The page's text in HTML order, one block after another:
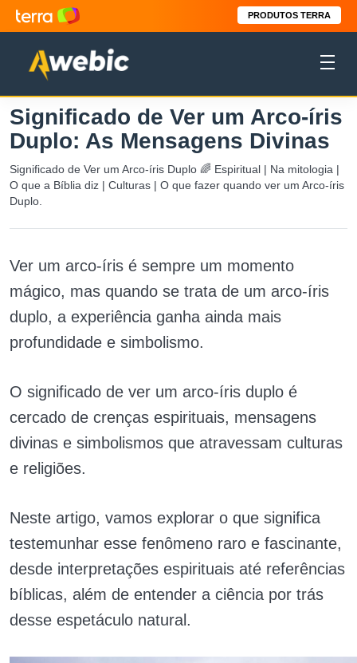
PRODUTOS TERRA
Significado de Ver um Arco-íris
Duplo: As Mensagens Divinas
Significado de Ver um Arco-íris Duplo 🌈 Espiritual | Na mitologia |
O que a Bíblia diz | Culturas | O que fazer quando ver um Arco-íris
Duplo.
Ver um arco-íris é sempre um momento
mágico, mas quando se trata de um arco-íris
duplo, a experiência ganha ainda mais
profundidade e simbolismo.
O significado de ver um arco-íris duplo é
cercado de crenças espirituais, mensagens
divinas e simbolismos que atravessam culturas
e religiões.
Neste artigo, vamos explorar o que significa
testemunhar esse fenômeno raro e fascinante,
desde interpretações espirituais até referências
bíblicas, além de entender a ciência por trás
desse espetáculo natural.